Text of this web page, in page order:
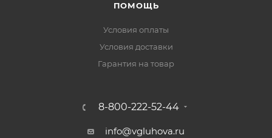
ПОМОЩЬ
Условия оплаты
Условия доставки
Гарантия на товар
8-800-222-52-44
info@vgluhova.ru